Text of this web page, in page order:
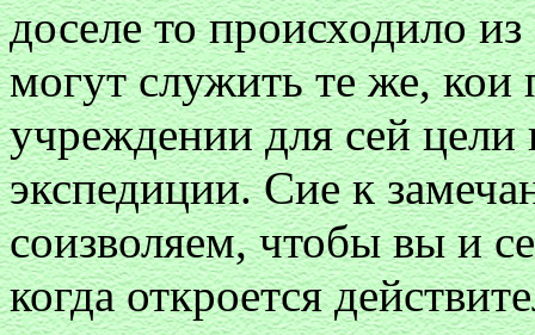
доселе то происходило
могут служить те же, кои
учреждении для сей цели
экспедиции. Сие к
соизволяем, чтобы вы и
когда откроется